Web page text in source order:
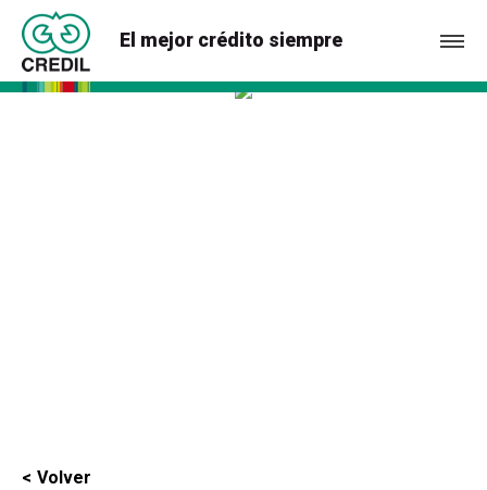
El mejor crédito siempre
Volver